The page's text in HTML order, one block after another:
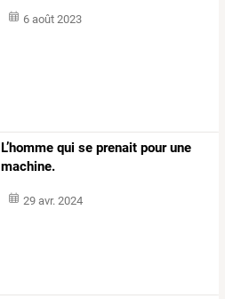
6 août 2023
L’homme qui se prenait pour une
machine.
29 avr. 2024